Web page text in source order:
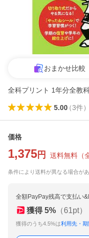
おまかせ比較
全科プリント 1年分全教
5.00（3件）
価格
1,375 円 送料無料 （
条件により送料が異なる場合があ
全額PayPay残高で支払い
獲得 5% （61pt）
獲得のうち4.5%は利用先・期